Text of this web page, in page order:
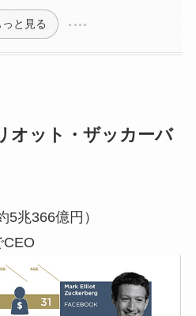
っと見る
ット・ザッカーバ
5兆366億円）